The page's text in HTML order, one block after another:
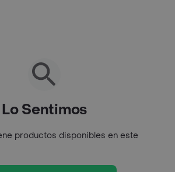
Lo Sentimos
productos disponibles en este